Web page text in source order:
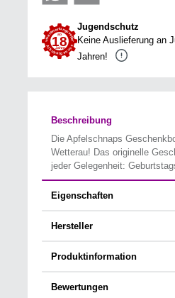
Jugendschutz
Keine Auslieferung an
Jahren!
Beschreibung
Die Apfelschnaps
Wetterau! Das originelle
jeder Gelegenheit:
Eigenschaften
Hersteller
Produktinformation
Bewertungen